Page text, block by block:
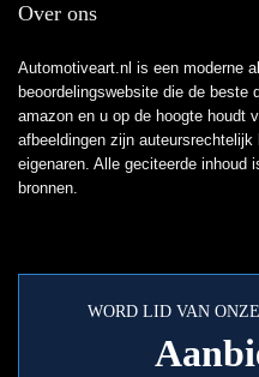
Over ons
Automotiveart.nl is een moderne
beoordelingswebsite die de
amazon en u op de hoogte houdt
afbeeldingen zijn
eigenaren. Alle geciteerde inhoud
bronnen.
WORD LID VAN